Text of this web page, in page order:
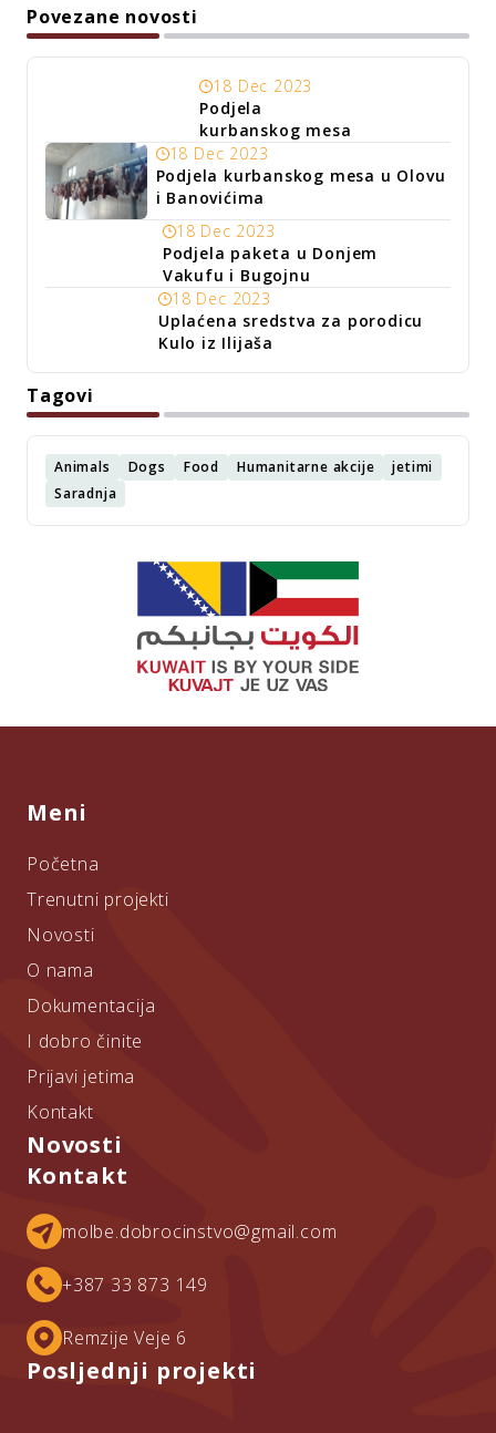
Povezane novosti
18 Dec 2023
Podjela
kurbanskog mesa
18 Dec 2023
Podjela kurbanskog mesa u Olovu
i Banovićima
18 Dec 2023
Podjela paketa u Donjem
Vakufu i Bugojnu
18 Dec 2023
Uplaćena sredstva za porodicu
Kulo iz Ilijaša
Tagovi
Animals Dogs Food Humanitarne akcije
jetimi
Saradnja
Meni
Početna
Trenutni projekti
Novosti
O nama
Dokumentacija
I dobro činite
Prijavi jetima
Kontakt
Novosti
Kontakt
molbe.dobrocinstvo@gmail.com
+387 33 873 149
Remzije Veje 6
Posljednji projekti